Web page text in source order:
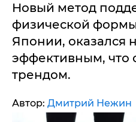
Новый метод
физической
Японии, оказался
эффективным, что
трендом.
Автор: Дмитрий Нежин